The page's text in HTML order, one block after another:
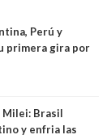
Perú y
primera gira por
Milei: Brasil
y enfria las